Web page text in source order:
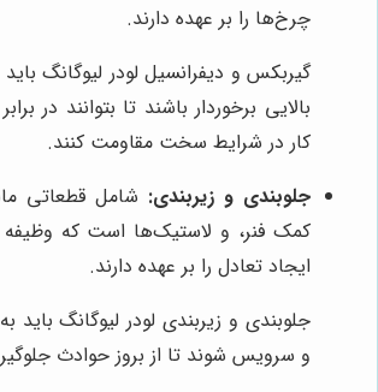
چرخ‌ها را بر عهده دارند.
گیربکس و دیفرانسیل لودر لیوگانگ
بالایی برخوردار باشند تا بتوانند در
کار در شرایط سخت مقاومت کنند.
جلوبندی و زیربندی: شامل قطعاتی
کمک فنر، و لاستیک‌ها است که
ایجاد تعادل را بر عهده دارند.
جلوبندی و زیربندی لودر لیوگانگ
و سرویس شوند تا از بروز حوادث